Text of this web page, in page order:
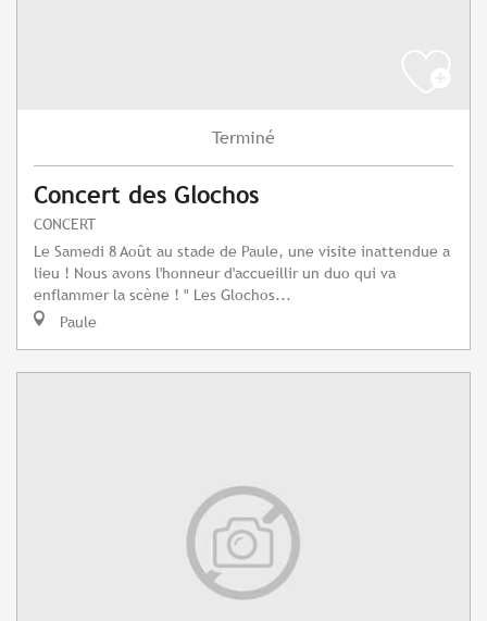
Terminé
Concert des Glochos
CONCERT
Le Samedi 8 Août au stade de Paule, une visite inattendue a
lieu ! Nous avons l'honneur d'accueillir un duo qui va
enflammer la scène ! " Les Glochos...
Paule